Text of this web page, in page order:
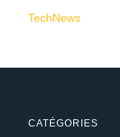
TechNews
CATÉGORIES